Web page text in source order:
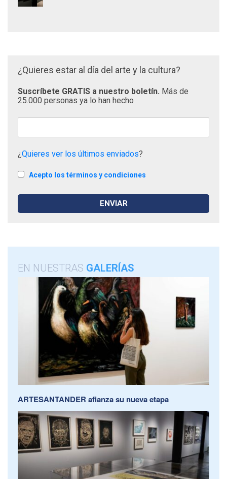
¿Quieres estar al día del arte y la cultura?
Suscríbete GRATIS a nuestro boletín. Más de
25.000 personas ya lo han hecho
¿Quieres ver los últimos enviados?
Acepto los términos y condiciones
EN NUESTRAS GALERÍAS
ARTESANTANDER afianza su nueva etapa